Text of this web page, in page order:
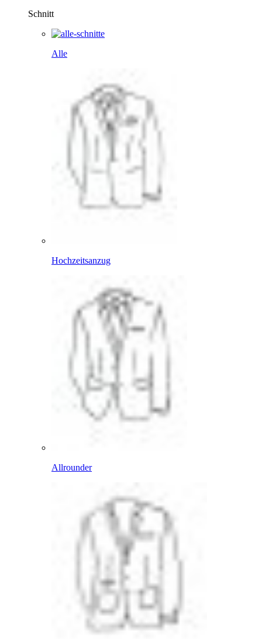
Schnitt
Alle
Hochzeitsanzug
Allrounder